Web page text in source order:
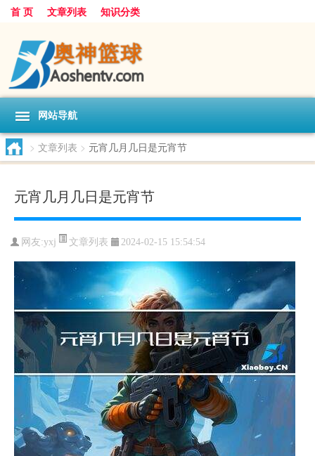
首 页 文章列表 知识分类
网站导航
> 文章列表 > 元宵几月几日是元宵节
元宵几月几日是元宵节
网友:yxj 文章列表 2024-02-15 15:54:54